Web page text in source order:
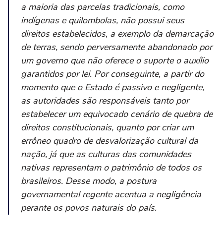
a maioria das parcelas tradicionais, como
indígenas e quilombolas, não possui seus
direitos estabelecidos, a exemplo da demarcação
de terras, sendo perversamente abandonado por
um governo que não oferece o suporte o auxílio
garantidos por lei. Por conseguinte, a partir do
momento que o Estado é passivo e negligente,
as autoridades são responsáveis tanto por
estabelecer um equivocado cenário de quebra de
direitos constitucionais, quanto por criar um
errôneo quadro de desvalorização cultural da
nação, já que as culturas das comunidades
nativas representam o patrimônio de todos os
brasileiros. Desse modo, a postura
governamental regente acentua a negligência
perante os povos naturais do país.